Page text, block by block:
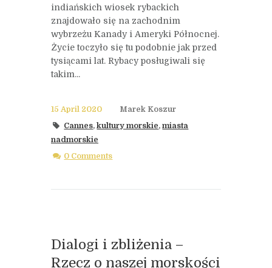
indiańskich wiosek rybackich
znajdowało się na zachodnim
wybrzeżu Kanady i Ameryki Północnej.
Życie toczyło się tu podobnie jak przed
tysiącami lat. Rybacy posługiwali się
takim...
15 April 2020
Marek Koszur
Cannes,kultury morskie,miasta
nadmorskie
0 Comments
Dialogi i zbliżenia –
Rzecz o naszej morskości